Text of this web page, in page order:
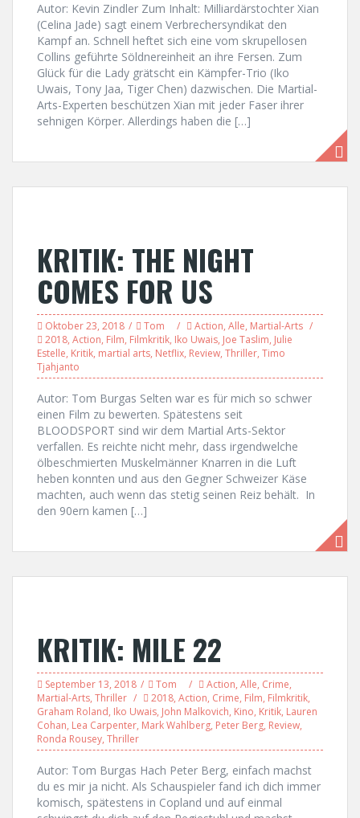
Autor: Kevin Zindler Zum Inhalt: Milliardärstochter Xian
(Celina Jade) sagt einem Verbrechersyndikat den
Kampf an. Schnell heftet sich eine vom skrupellosen
Collins geführte Söldnereinheit an ihre Fersen. Zum
Glück für die Lady grätscht ein Kämpfer-Trio (Iko
Uwais, Tony Jaa, Tiger Chen) dazwischen. Die Martial-
Arts-Experten beschützen Xian mit jeder Faser ihrer
sehnigen Körper. Allerdings haben die […]
KRITIK: THE NIGHT
COMES FOR US
Oktober 23, 2018 Tom Action, Alle, Martial-Arts
2018, Action, Film, Filmkritik, Iko Uwais, Joe Taslim, Julie
Estelle, Kritik, martial arts, Netflix, Review, Thriller, Timo
Tjahjanto
Autor: Tom Burgas Selten war es für mich so schwer
einen Film zu bewerten. Spätestens seit
BLOODSPORT sind wir dem Martial Arts-Sektor
verfallen. Es reichte nicht mehr, dass irgendwelche
ölbeschmierten Muskelmänner Knarren in die Luft
heben konnten und aus den Gegner Schweizer Käse
machten, auch wenn das stetig seinen Reiz behält. In
den 90ern kamen […]
KRITIK: MILE 22
September 13, 2018 Tom Action, Alle, Crime,
Martial-Arts, Thriller 2018, Action, Crime, Film, Filmkritik,
Graham Roland, Iko Uwais, John Malkovich, Kino, Kritik, Lauren
Cohan, Lea Carpenter, Mark Wahlberg, Peter Berg, Review,
Ronda Rousey, Thriller
Autor: Tom Burgas Hach Peter Berg, einfach machst
du es mir ja nicht. Als Schauspieler fand ich dich immer
komisch, spätestens in Copland und auf einmal